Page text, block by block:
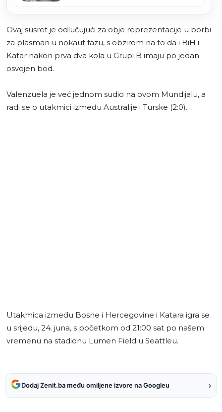
Ovaj susret je odlučujući za obje reprezentacije u borbi
za plasman u nokaut fazu, s obzirom na to da i BiH i
Katar nakon prva dva kola u Grupi B imaju po jedan
osvojen bod.
Valenzuela je već jednom sudio na ovom Mundijalu, a
radi se o utakmici između Australije i Turske (2:0).
Utakmica između Bosne i Hercegovine i Katara igra se
u srijedu, 24. juna, s početkom od 21:00 sat po našem
vremenu na stadionu Lumen Field u Seattleu.
Dodaj Zenit.ba među omiljene izvore na Googleu ›